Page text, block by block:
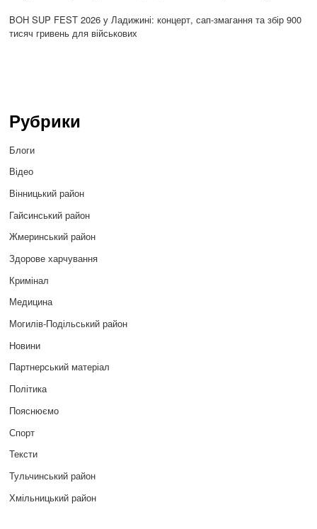
BOH SUP FEST 2026 у Ладижині: концерт, сап-змагання та збір 900
тисяч гривень для військових
Рубрики
Блоги
Відео
Вінницький район
Гайсинський район
Жмеринський район
Здорове харчування
Кримінал
Медицина
Могилів-Подільський район
Новини
Партнерський матеріал
Політика
Пояснюємо
Спорт
Тексти
Тульчинський район
Хмільницький район